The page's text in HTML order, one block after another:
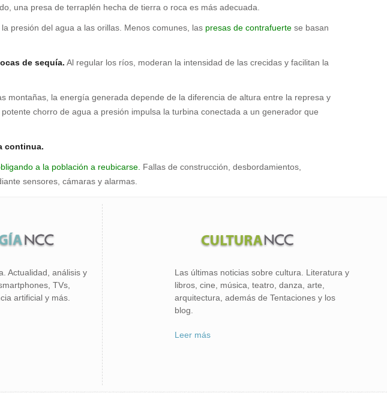
una presa de terraplén hecha de tierra o roca es más adecuada.
presión del agua a las orillas. Menos comunes, las presas de contrafuerte se basan
de sequía. Al regular los ríos, moderan la intensidad de las crecidas y facilitan la
montañas, la energía generada depende de la diferencia de altura entre la represa y
chorro de agua a presión impulsa la turbina conectada a un generador que
continua.
a la población a reubicarse. Fallas de construcción, desbordamientos,
sensores, cámaras y alarmas.
Actualidad, análisis y
TVs,
artificial y más.
Las últimas noticias sobre cultura. Literatura y
libros, cine, música, teatro, danza, arte,
arquitectura, además de Tentaciones y los
blog.
Leer más